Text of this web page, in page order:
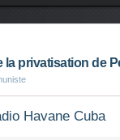
la privatisation de
Havane Cuba